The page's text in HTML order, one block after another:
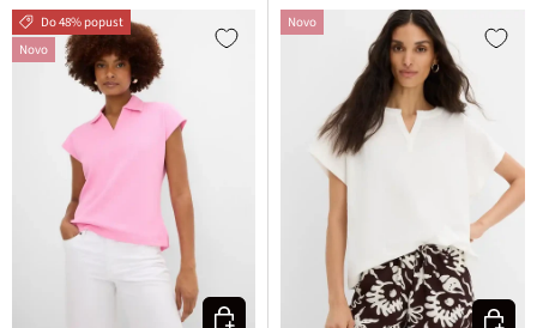
Do 48% popust
Novo
Izberi varianto
Novo
Izberi